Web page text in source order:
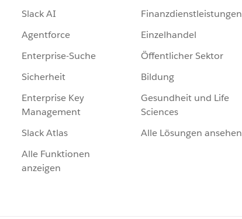
Slack AI
Agentforce
Enterprise-Suche
Sicherheit
Enterprise Key
Management
Slack Atlas
Alle Funktionen
anzeigen
Finanzdienstleistungen
Einzelhandel
Öffentlicher Sektor
Bildung
Gesundheit und Life
Sciences
Alle Lösungen ansehen